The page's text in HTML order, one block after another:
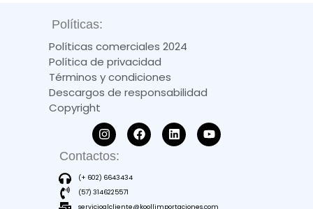
Políticas:
Políticas comerciales 2024
Política de privacidad
Términos y condiciones
Descargos de responsabilidad
Copyright
Contactos:
(+ 602) 6643434
(57) 3146225571
servicioalcliente@koollimportaciones.com